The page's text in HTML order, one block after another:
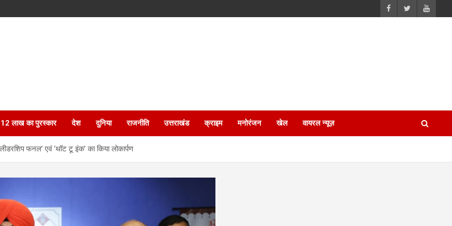
12 लाख का पुरस्कार देश दुनिया राजनीति उत्तराखंड क्राइम मनोरंजन खेल वायरल न्यूज़
फनल’ एवं ‘थॉट टू इंक’ का किया लोकार्पण